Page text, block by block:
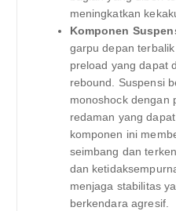
meningkatkan
Komponen
garpu depan
preload yang dapat
rebound. Suspensi
monoshock dengan
redaman yang
komponen ini
seimbang dan
dan
menjaga stabilitas
berkendara agresif.